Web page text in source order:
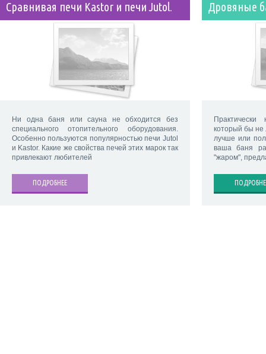
Сравнивая печи Kastor и печи Jutol.
Ни одна баня или сауна не обходится без
специального отопительного оборудования.
Особенно пользуются популярностью печи Jutol
и Kastor. Какие же свойства печей этих марок так
привлекают любителей
ПОДРОБНЕЕ
Дровяные
который бы не
лучше или
ваша баня
"жаром",